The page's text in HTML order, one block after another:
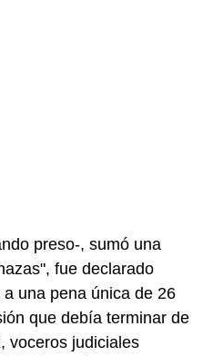
preso-, sumó una
fue declarado
una pena única de 26
que debía terminar de
voceros judiciales